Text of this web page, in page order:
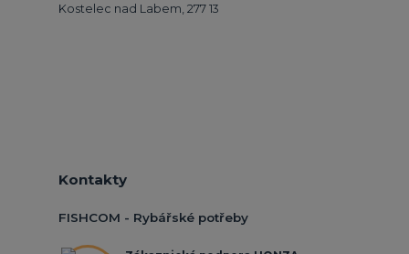
Kostelec nad Labem, 277 13
Kontakty
FISHCOM - Rybářské potřeby